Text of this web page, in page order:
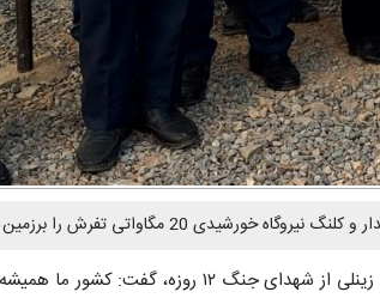
مگاواتی تفرش را برزمین زد.
به گزارش پایگاه خبری تحلیلی «ندای تفرش»؛ فاطمه مهاجرانی عصر چهارشنبه در جریان سفر به